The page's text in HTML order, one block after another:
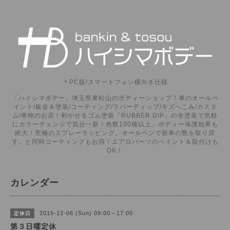
＊PC版/スマートフォン横向き仕様
「ハイシマボデー」埼玉県東松山のボディーショップ！車のオールペ
イント/鈑金＆塗装/コーティング/ラバーディップ/キズへこみ/カスタ
ム/車検のお店！剥がせるゴム塗装「RUBBER DIP」の全塗装で気軽
にカラーチェンジで気分一新！色数100種以上、ボディー保護効果も
絶大！究極のスプレーラッピング。オールペンで新車の艶を取り戻
す。と同時コーティングもお得！エアロパーツのペイント＆取付けも
OK！
カレンダー
定休日 2015-12-06 (Sun) 09:00～17:00
第３日曜定休